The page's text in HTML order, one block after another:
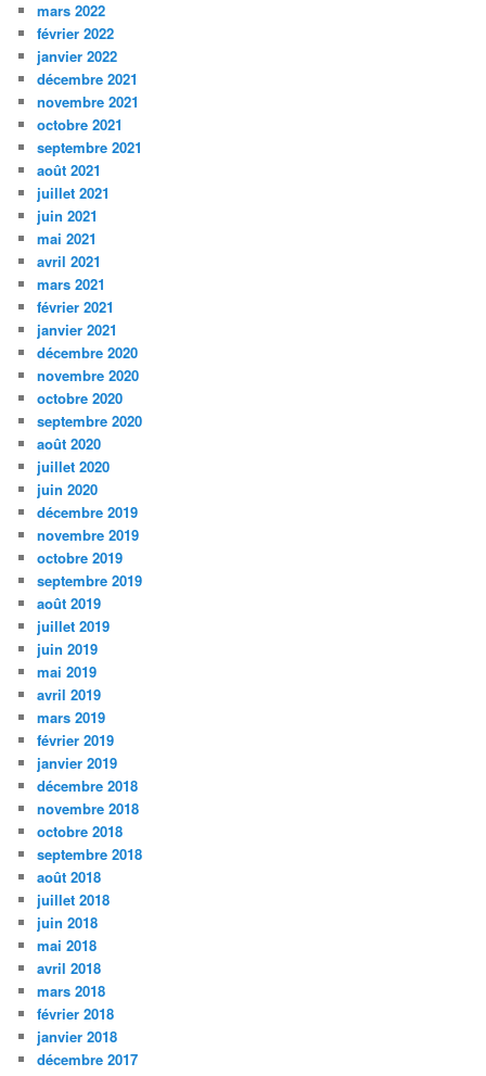
mars 2022
février 2022
janvier 2022
décembre 2021
novembre 2021
octobre 2021
septembre 2021
août 2021
juillet 2021
juin 2021
mai 2021
avril 2021
mars 2021
février 2021
janvier 2021
décembre 2020
novembre 2020
octobre 2020
septembre 2020
août 2020
juillet 2020
juin 2020
décembre 2019
novembre 2019
octobre 2019
septembre 2019
août 2019
juillet 2019
juin 2019
mai 2019
avril 2019
mars 2019
février 2019
janvier 2019
décembre 2018
novembre 2018
octobre 2018
septembre 2018
août 2018
juillet 2018
juin 2018
mai 2018
avril 2018
mars 2018
février 2018
janvier 2018
décembre 2017